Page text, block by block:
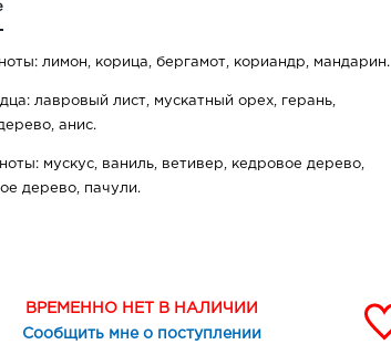
лимон, корица, бергамот, кориандр, мандарин.
лавровый лист, мускатный орех, герань,
анис.
мускус, ваниль, ветивер, кедровое дерево,
дерево, пачули.
ВРЕМЕННО НЕТ В НАЛИЧИИ
Сообщить мне о поступлении